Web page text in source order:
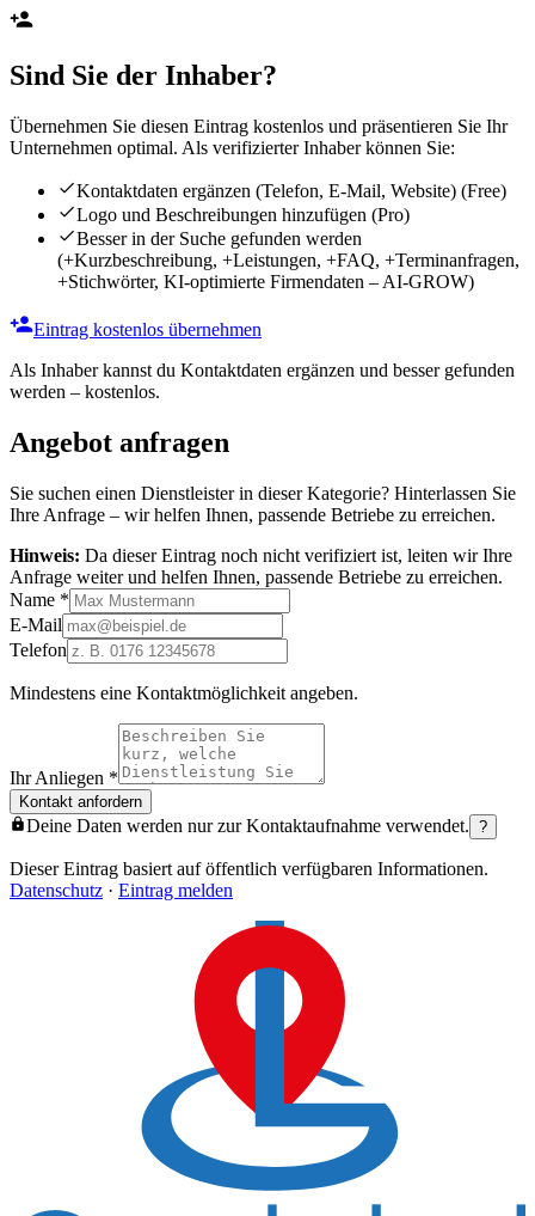
Sind Sie der Inhaber?
Übernehmen Sie diesen Eintrag kostenlos und präsentieren Sie Ihr
Unternehmen optimal. Als verifizierter Inhaber können Sie:
Kontaktdaten ergänzen (Telefon, E-Mail, Website) (Free)
Logo und Beschreibungen hinzufügen (Pro)
Besser in der Suche gefunden werden
(+Kurzbeschreibung, +Leistungen, +FAQ, +Terminanfragen,
+Stichwörter, KI-optimierte Firmendaten – AI-GROW)
Eintrag kostenlos übernehmen
Als Inhaber kannst du Kontaktdaten ergänzen und besser gefunden
werden – kostenlos.
Angebot anfragen
Sie suchen einen Dienstleister in dieser Kategorie? Hinterlassen Sie
Ihre Anfrage – wir helfen Ihnen, passende Betriebe zu erreichen.
Hinweis: Da dieser Eintrag noch nicht verifiziert ist, leiten wir Ihre
Anfrage weiter und helfen Ihnen, passende Betriebe zu erreichen.
Name *
E-Mail
Telefon
Mindestens eine Kontaktmöglichkeit angeben.
Ihr Anliegen *
Kontakt anfordern
Deine Daten werden nur zur Kontaktaufnahme verwendet. ?
Dieser Eintrag basiert auf öffentlich verfügbaren Informationen.
Datenschutz · Eintrag melden